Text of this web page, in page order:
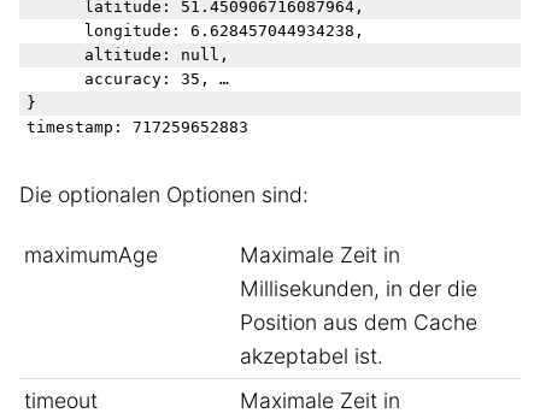
}
Die optionalen Optionen sind:
maximumAge
Maximale Zeit in
Millisekunden, in der die
Position aus dem Cache
akzeptabel ist.
timeout
Maximale Zeit in